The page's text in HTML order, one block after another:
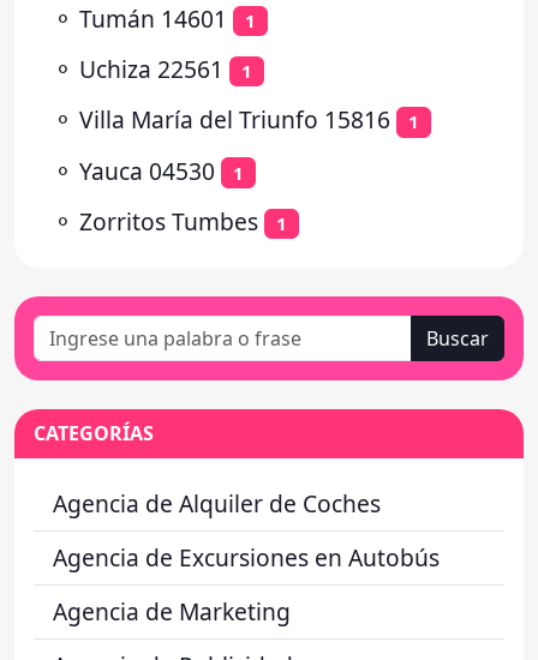
⚬ Tumán 14601 1
⚬ Uchiza 22561 1
⚬ Villa María del Triunfo 15816 1
⚬ Yauca 04530 1
⚬ Zorritos Tumbes 1
Buscar
CATEGORÍAS
Agencia de Alquiler de Coches
Agencia de Excursiones en Autobús
Agencia de Marketing